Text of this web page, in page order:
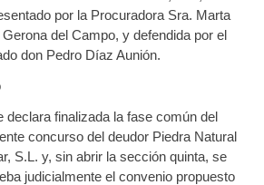
por la Procuradora Sra. Marta
Gerona del Campo, y defendida por el
don Pedro Díaz Aunión.
declara finalizada la fase común del
concurso del deudor Piedra Natural
S.L. y, sin abrir la sección quinta, se
judicialmente el convenio propuesto